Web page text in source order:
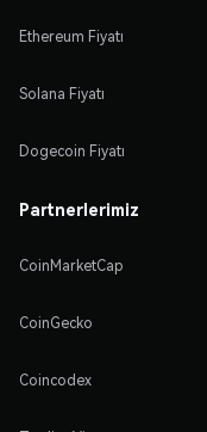
Ethereum Fiyatı
Solana Fiyatı
Dogecoin Fiyatı
Partnerlerimiz
CoinMarketCap
CoinGecko
Coincodex